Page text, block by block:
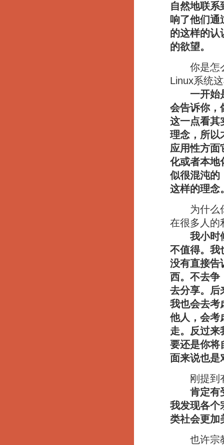
自然地联系
响了他们
的这样的认
的欲望。
你是怎么
Linux系统
一开始
会告诉你，
这一点看其
理念，所以
应用性方
化或者本地
似很混沌的
这样的理念
为什么你
在很多人的
我小时
不值得。我
没有直接告
西。不去争
去分享。后
我也会去考
他人，会考
走。反过来
要还是你将
面来说也是
刚提到
肯定有
我发现各个
类社会更加
也许宗教